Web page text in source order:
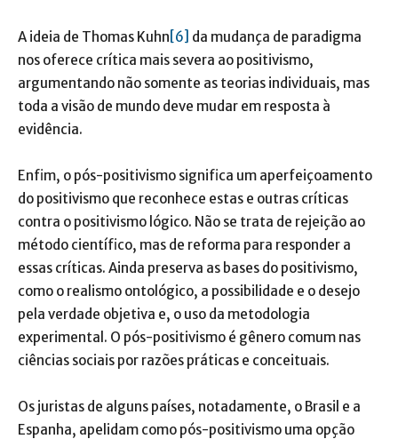
A ideia de Thomas Kuhn [6] da mudança de paradigma
nos oferece crítica mais severa ao positivismo,
argumentando não somente as teorias individuais, mas
toda a visão de mundo deve mudar em resposta à
evidência.
Enfim, o pós-positivismo significa um aperfeiçoamento
do positivismo que reconhece estas e outras críticas
contra o positivismo lógico. Não se trata de rejeição ao
método científico, mas de reforma para responder a
essas críticas. Ainda preserva as bases do positivismo,
como o realismo ontológico, a possibilidade e o desejo
pela verdade objetiva e, o uso da metodologia
experimental. O pós-positivismo é gênero comum nas
ciências sociais por razões práticas e conceituais.
Os juristas de alguns países, notadamente, o Brasil e a
Espanha, apelidam como pós-positivismo uma opção